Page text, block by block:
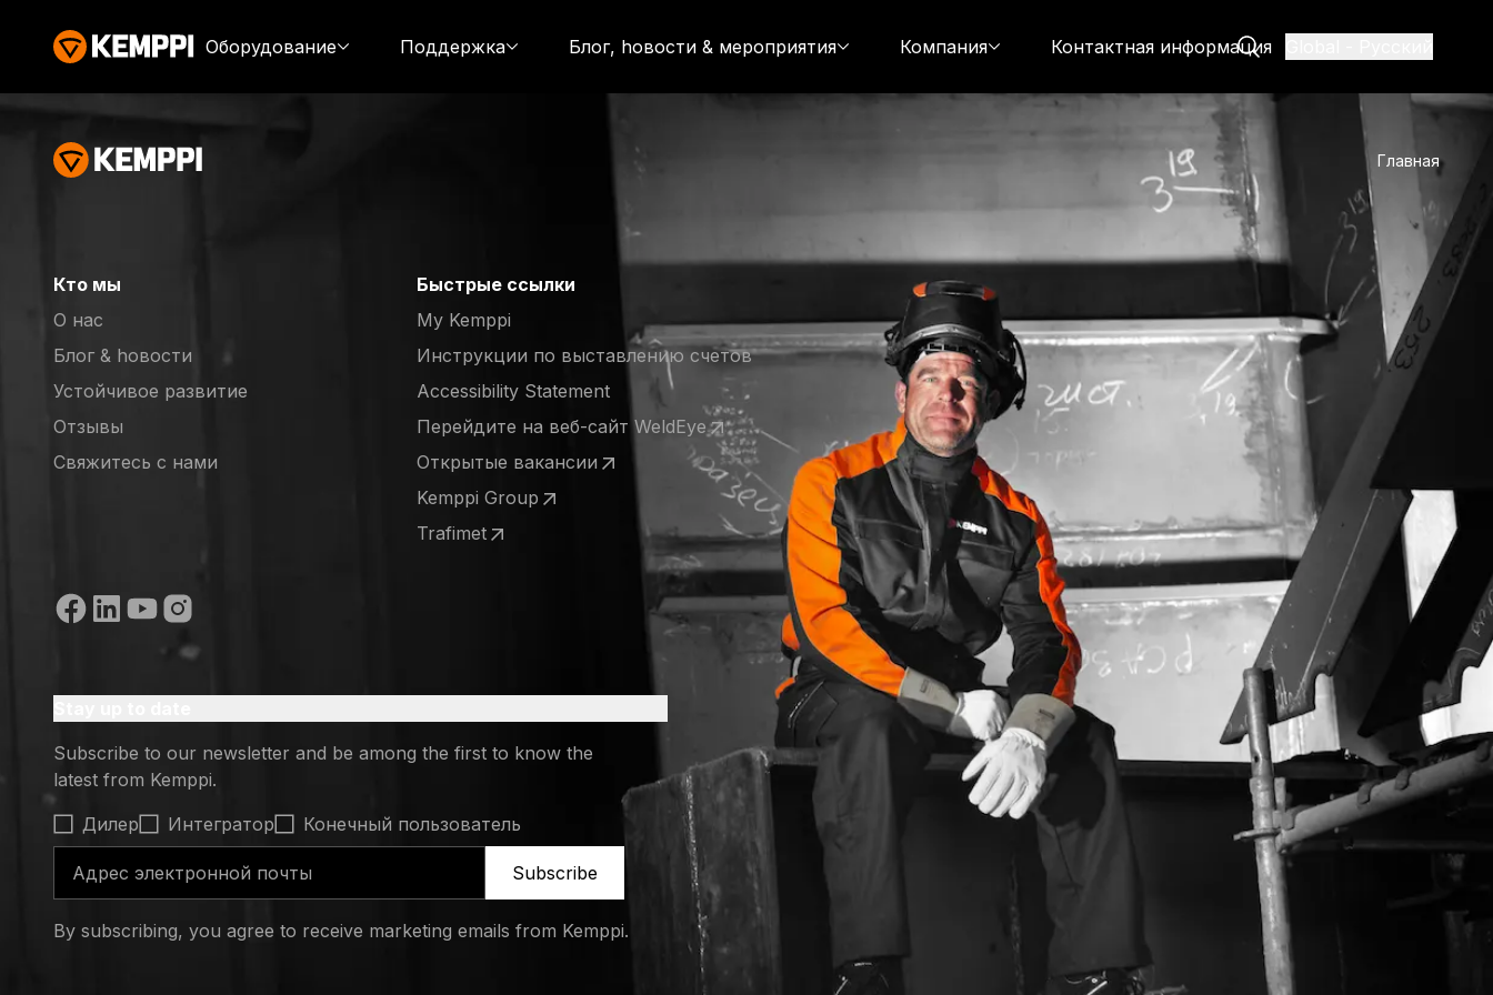
Оборудование Поддержка Блог, hовости & мероприятия Компания Контактная информация
Главная
Кто мы
О нас
Блог & hовости
Устойчивое развитие
Отзывы
Свяжитесь с нами
Быстрые ссылки
My Kemppi
Инструкции по выставлению счетов
Accessibility Statement
Перейдите на веб-сайт WeldEye
(opens in a new tab)
Открытые вакансии
(opens in a new tab)
Kemppi Group
(opens in a new tab)
Trafimet
Социальные сети
Subscribe to our newsletter and be among the first to know the
latest from Kemppi.
Select contact type
Дилер Интегратор
Конечный пользователь
Subscribe
By subscribing, you agree to receive marketing emails from Kemppi.